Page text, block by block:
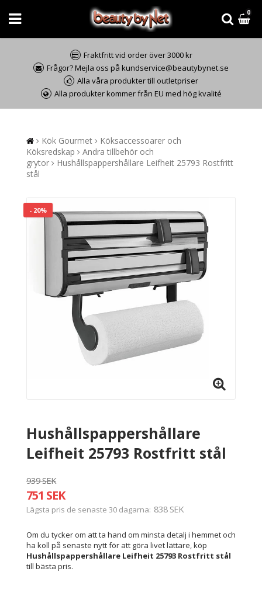
0
Fraktfritt vid order över 3000 kr
Frågor? Mejla oss på kundservice@beautybynet.se
Alla våra produkter till outletpriser
Alla produkter kommer från EU med hög kvalité
Kök Gourmet
Köksaccessoarer och
Köksredskap
Andra tillbehör och
grytor
Hushållspappershållare Leifheit 25793 Rostfritt
stål
- 20%
Hushållspappershållare
Leifheit 25793 Rostfritt stål
939 SEK
751 SEK
Lägsta pris de senaste 30 dagarna 838 SEK
Om du tycker om att ta hand om minsta detalj i hemmet och
ha koll på senaste nytt för att göra livet lättare, köp
Hushållspappershållare Leifheit 25793 Rostfritt stål
till bästa pris.